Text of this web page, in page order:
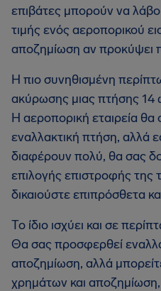
επιβάτες μπορούν να
τιμής ενός αεροπορικού
αποζημίωση αν προκύψει
Η πιο συνηθισμένη
ακύρωσης μιας πτήσης 14
Η αεροπορική εταιρεία
εναλλακτική πτήση, αλλά
διαφέρουν πολύ, θα σας
επιλογής επιστροφής της
δικαιούστε επιπρόσθετα
Το ίδιο ισχύει και σε
Θα σας προσφερθεί
αποζημίωση, αλλά
χρημάτων και αποζημίωση,